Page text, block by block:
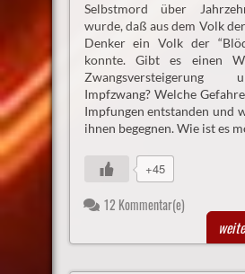
Selbstmord über
wurde, daß aus dem Volk
Denker ein Volk der
konnte. Gibt es einen
Impfzwang? Welche
Impfungen entstanden und
ihnen begegnen. Wie ist es
+45
12 Kommentar(e)